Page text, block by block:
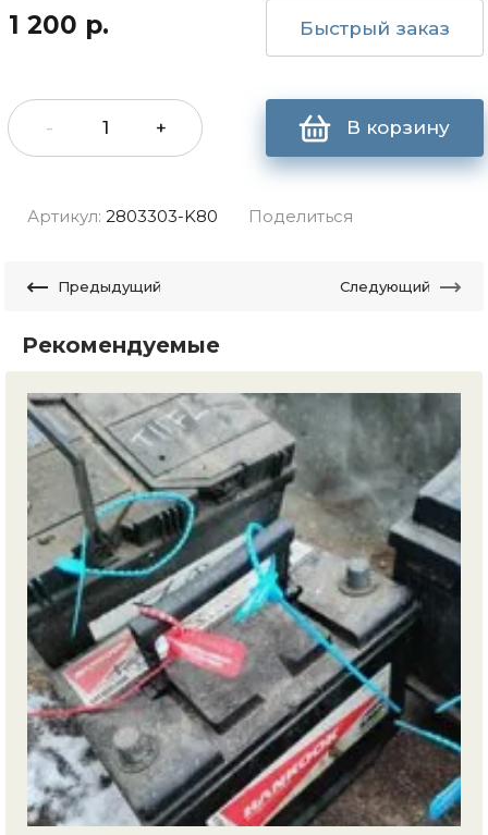
1 200 р. Быстрый заказ
- + В корзину
Артикул: 2803303-K80 Поделиться
Предыдущий Следующий
Рекомендуемые